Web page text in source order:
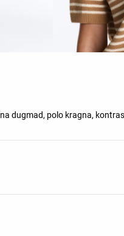
dugmad, polo kragna,